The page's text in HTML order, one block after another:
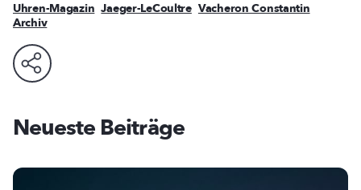
Uhren-Magazin Jaeger-LeCoultre Vacheron Constantin
Archiv
Neueste Beiträge